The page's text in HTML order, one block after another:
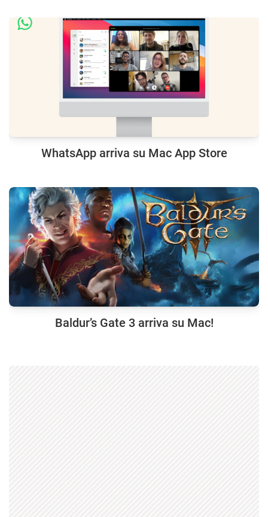
WhatsApp arriva su Mac App Store
Baldur’s Gate 3 arriva su Mac!